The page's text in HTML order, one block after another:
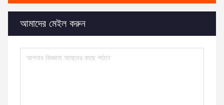
আমাদের মেইল করুন